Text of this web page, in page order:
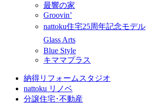
最響の家
Groovin’
nattoku住宅25周年記念モデル
Glass Arts
Blue Style
キママプラス
納得リフォームスタジオ
nattoku リノベ
分譲住宅･不動産